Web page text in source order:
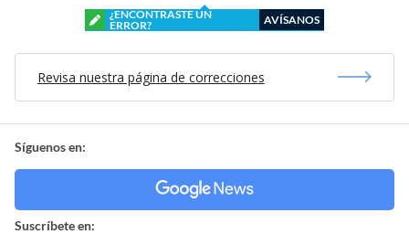
¿ENCONTRASTE UN
ERROR?
AVÍSANOS
Revisa nuestra página de correcciones
Síguenos en:
Suscríbete en: